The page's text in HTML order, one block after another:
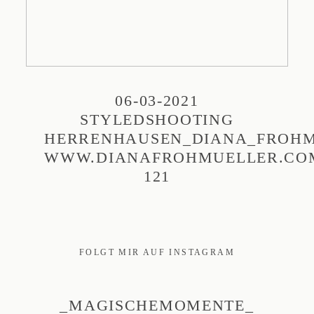
06-03-2021
STYLEDSHOOTING
121
FOLGT MIR AUF INSTAGRAM
_MAGISCHEMOMENTE_